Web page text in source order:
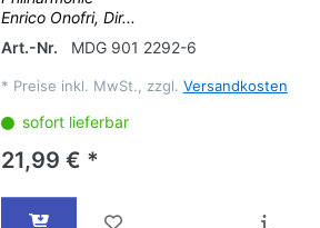
Enrico Onofri, Dir...
Art.-Nr.
MDG 901 2292-6
* Preise inkl. MwSt., zzgl. Versandkosten
sofort lieferbar
21,99 € *